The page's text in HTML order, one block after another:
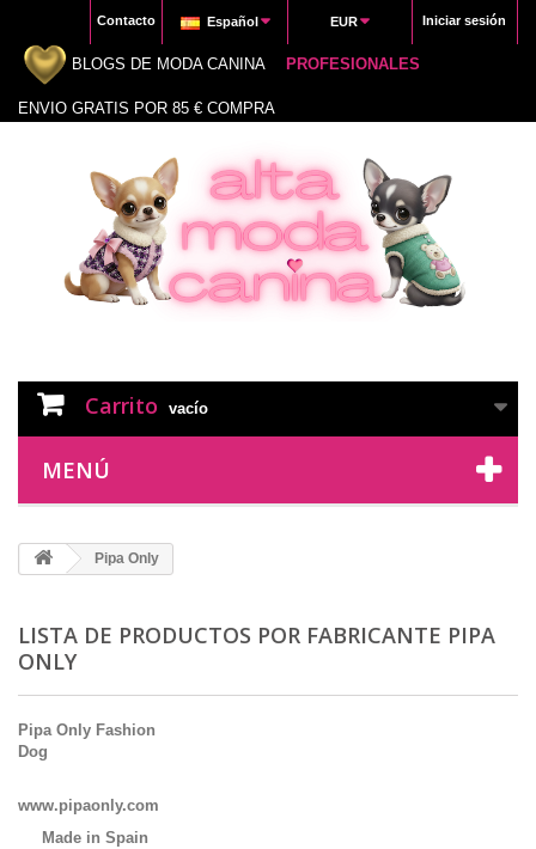
Iniciar sesión
EUR
Español
Contacto
BLOGS DE MODA CANINA PROFESIONALES
ENVIO GRATIS POR 85 € COMPRA
Carrito vacío
MENÚ
Pipa Only
LISTA DE PRODUCTOS POR FABRICANTE PIPA
ONLY
Pipa Only Fashion
Dog
www.pipaonly.com
Made in Spain